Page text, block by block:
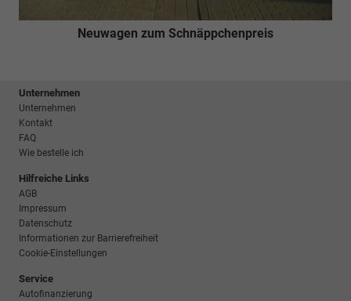
Neuwagen zum Schnäppchenpreis
Unternehmen
Unternehmen
Kontakt
FAQ
Wie bestelle ich
Hilfreiche Links
AGB
Impressum
Datenschutz
Informationen zur Barrierefreiheit
Cookie-Einstellungen
Service
Autofinanzierung